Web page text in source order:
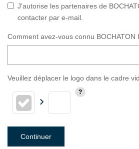
J'autorise les partenaires de
contacter par e-mail.
Comment avez-vous connu BOCHATON
Veuillez déplacer le logo dans le cadre
Continuer